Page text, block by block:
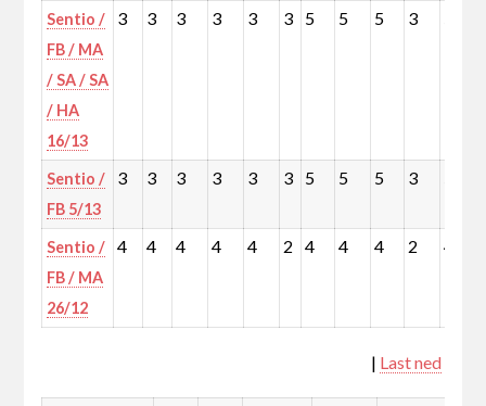
Sentio /
FB / MA
/ SA / SA
/ HA
16/13
3 3 3 3 3 3 5 5 5 3
Sentio /
FB 5/13
3 3 3 3 3 3 5 5 5 3
Sentio /
FB / MA
26/12
4 4 4 4 4 2 4 4 4 2 4
| Last ned